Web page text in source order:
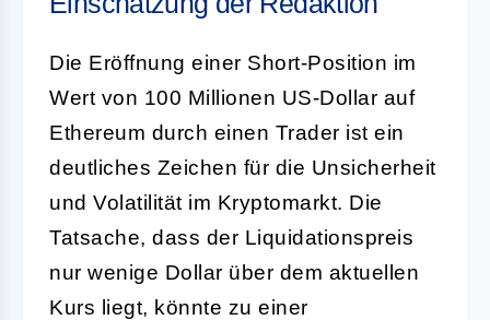
Die Eröffnung einer Short-Position im
Wert von 100 Millionen US-Dollar auf
Ethereum durch einen Trader ist ein
deutliches Zeichen für die Unsicherheit
und Volatilität im Kryptomarkt. Die
Tatsache, dass der Liquidationspreis
nur wenige Dollar über dem aktuellen
Kurs liegt, könnte zu einer